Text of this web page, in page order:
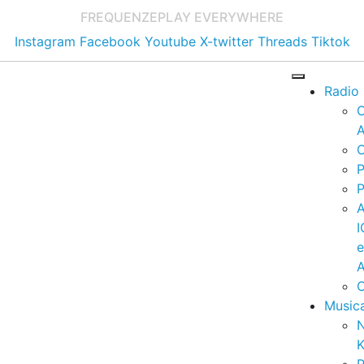
FREQUENZEPLAY EVERYWHERE
Instagram Facebook Youtube X-twitter Threads Tiktok
Radio
e